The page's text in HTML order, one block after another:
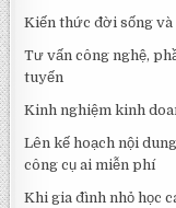
Kiến thức đời sống
Tư vấn công nghệ,
tuyến
Kinh nghiệm kinh
Lên kế hoạch nội
công cụ ai miễn phí
Khi gia đình nhỏ học